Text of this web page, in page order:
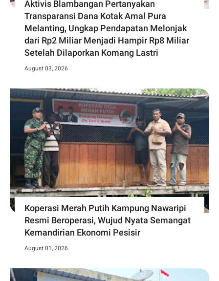
Aktivis Blambangan Pertanyakan
Transparansi Dana Kotak Amal Pura
Melanting, Ungkap Pendapatan Melonjak
dari Rp2 Miliar Menjadi Hampir Rp8 Miliar
Setelah Dilaporkan Komang Lastri
August 03, 2026
Koperasi Merah Putih Kampung Nawaripi
Resmi Beroperasi, Wujud Nyata Semangat
Kemandirian Ekonomi Pesisir
August 01, 2026